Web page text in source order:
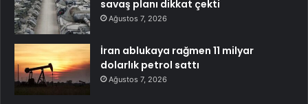
savaş planı dikkat çekti
Ağustos 7, 2026
İran ablukaya rağmen 11 milyar
dolarlık petrol sattı
Ağustos 7, 2026